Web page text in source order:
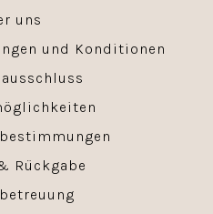
uns
und Konditionen
Rückgabe